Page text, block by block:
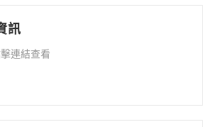
訊
連結查看